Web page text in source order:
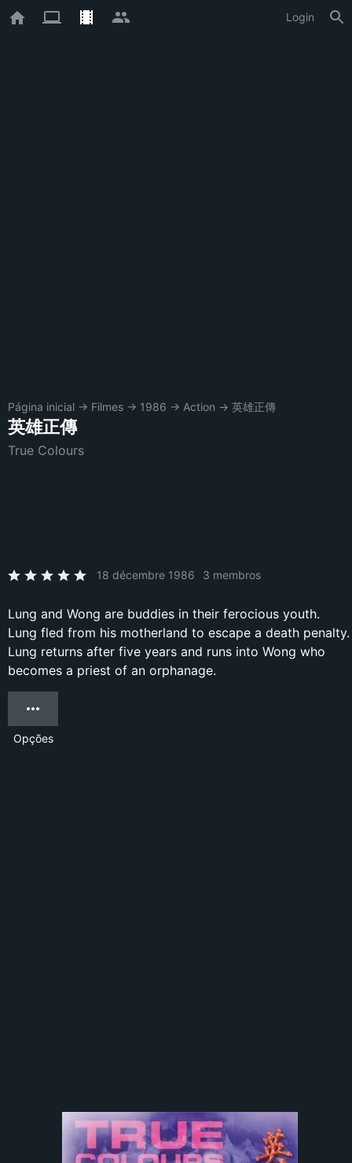
Login
Página inicial → Filmes → 1986 → Action → 英雄正傳
英雄正傳
True Colours
18 décembre 1986 3 membros
Lung and Wong are buddies in their ferocious youth.
Lung fled from his motherland to escape a death penalty.
Lung returns after five years and runs into Wong who
becomes a priest of an orphanage.
Opções